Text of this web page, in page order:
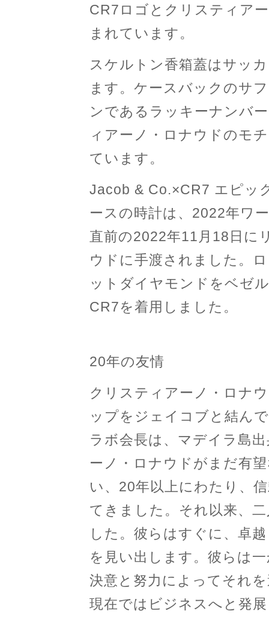
CR7ロゴとクリスティア
まれています。
スケルトン香箱蓋はサッ
ます。ケースバックのサ
ンであるラッキーナンバ
ィアーノ・ロナウドのモ
ています。
Jacob & Co.×CR7 エピッ
ースの時計は、2022年ワ
直前の2022年11月18日に
ウドに手渡されました。
ットダイヤモンドをベゼ
CR7を着用しました。
20年の友情
クリスティアーノ・ロナ
ップをジェイコブと結ん
ラボ会長は、マデイラ島
ーノ・ロナウドがまだ有
い、20年以上にわたり、
てきました。それ以来、
した。彼らはすぐに、卓
を見い出します。彼らは
決意と努力によってそれ
現在ではビジネスへと発